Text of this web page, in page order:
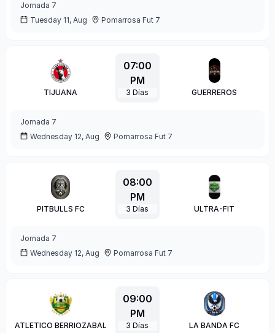
Jornada 7
Tuesday 11, Aug
Pomarrosa Fut 7
TIJUANA
07:00
PM
3 Días GUERREROS
Jornada 7
Wednesday 12, Aug
Pomarrosa Fut 7
PITBULLS FC
08:00
PM
3 Días ULTRA-FIT
Jornada 7
Wednesday 12, Aug
Pomarrosa Fut 7
ATLETICO BERRIOZABAL
09:00
PM
3 Días LA BANDA FC